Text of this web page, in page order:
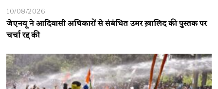
10/08/2026
जेएनयू ने आदिवासी अधिकारों से संबंधित उमर ख़ालिद की पुस्तक पर
चर्चा रद्द की